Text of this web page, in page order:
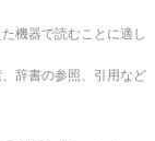
機器で読むことに適し
辞書の参照、引用など